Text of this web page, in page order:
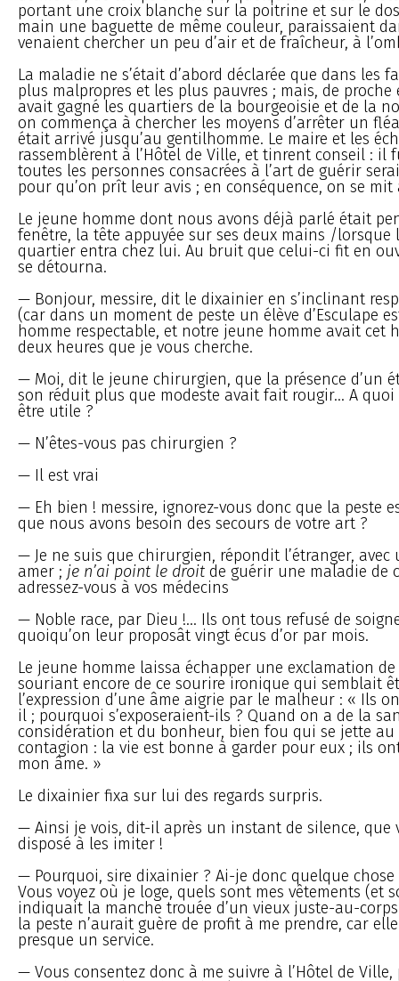
portant une croix blanche sur la poitrine et sur le
main une baguette de même couleur, paraissaient
venaient chercher un peu d’air et de fraîcheur, à
La maladie ne s’était d’abord déclarée que dans les
plus malpropres et les plus pauvres ; mais, de proche
avait gagné les quartiers de la bourgeoisie et de la
on commença à chercher les moyens d’arrêter un
était arrivé jusqu’au gentilhomme. Le maire et les
rassemblèrent à l’Hôtel de Ville, et tinrent conseil : il
toutes les personnes consacrées à l’art de guérir
pour qu’on prît leur avis ; en conséquence, on se mit
Le jeune homme dont nous avons déjà parlé était
fenêtre, la tête appuyée sur ses deux mains /
quartier entra chez lui. Au bruit que celui-ci fit en
se détourna.
— Bonjour, messire, dit le dixainier en s’inclinant
(car dans un moment de peste un élève d’Esculape
homme respectable, et notre jeune homme avait cet
deux heures que je vous cherche.
— Moi, dit le jeune chirurgien, que la présence d’un
son réduit plus que modeste avait fait rougir... A
être utile ?
— N’êtes-vous pas chirurgien ?
— Il est vrai
— Eh bien ! messire, ignorez-vous donc que la peste
que nous avons besoin des secours de votre art ?
— Je ne suis que chirurgien, répondit l’étranger, avec
amer ; je n’ai point le droit de guérir une maladie de
adressez-vous à vos médecins
— Noble race, par Dieu !... Ils ont tous refusé de
quoiqu’on leur proposât vingt écus d’or par mois.
Le jeune homme laissa échapper une exclamation
souriant encore de ce sourire ironique qui semblait
l’expression d’une âme aigrie par le malheur : « Ils
il ; pourquoi s’exposeraient-ils ? Quand on a de la
considération et du bonheur, bien fou qui se jette
contagion : la vie est bonne à garder pour eux ; ils
mon âme. »
Le dixainier fixa sur lui des regards surpris.
— Ainsi je vois, dit-il après un instant de silence, que
disposé à les imiter !
— Pourquoi, sire dixainier ? Ai-je donc quelque chose
Vous voyez où je loge, quels sont mes vêtements (et
indiquait la manche trouée d’un vieux juste-au-
la peste n’aurait guère de profit à me prendre, car
presque un service.
— Vous consentez donc à me suivre à l’Hôtel de